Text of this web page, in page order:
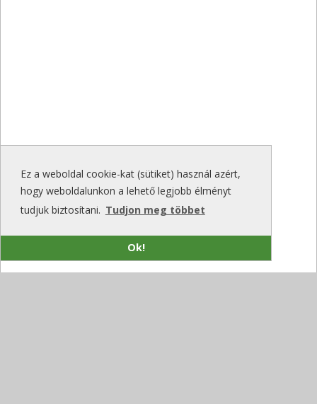
Ez a weboldal cookie-kat (sütiket) használ azért,
hogy weboldalunkon a lehető legjobb élményt
tudjuk biztosítani. Tudjon meg többet
Ok!